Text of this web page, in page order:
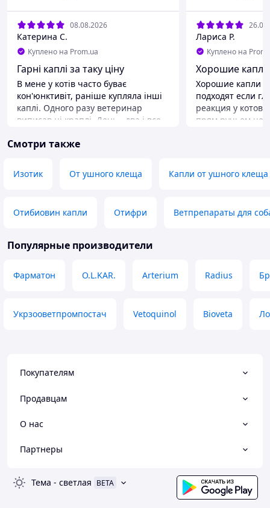
08.08.2026
Катерина С.
Куплено на Prom.ua
Гарні каплі за таку ціну
В мене у котів часто буває
кон'юнктивіт, раніше купляла інші
каплі. Одного разу ветеринар
виписав ці краплі. День - два і все
Купляю вже не перший рік. По ціні
Преимущества
Немає
Лариса Р.
Куплено на
Хорошие капли
Хорошие капли
подходят если
реакция у котов
прям ручьем
Преимущества
Недостатки
Не всем подходит
Смотри также
Изотик От ушного клеща Капли от ушного клеща
Отибиовин капли Отифри Ветпрепараты для
Популярные производители
Фарматон O.L.KAR. Arterium Radius
Укрзооветпромпостач Vetoquinol Bioveta
Покупателям
Продавцам
О нас
Партнеры
Тема - светлая BETA